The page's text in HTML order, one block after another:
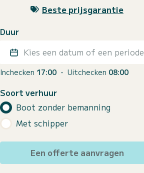
Beste prijsgarantie
Duur
Kies een datum of een periode
Inchecken 17:00 - Uitchecken 08:00
Soort verhuur
Boot zonder bemanning
Met schipper
Een offerte aanvragen